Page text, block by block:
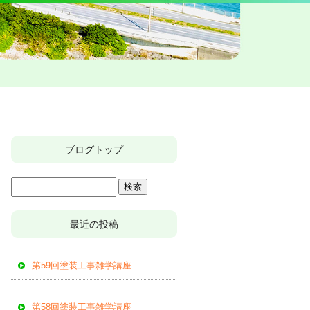
ブログトップ
最近の投稿
第59回塗装工事雑学講座
第58回塗装工事雑学講座